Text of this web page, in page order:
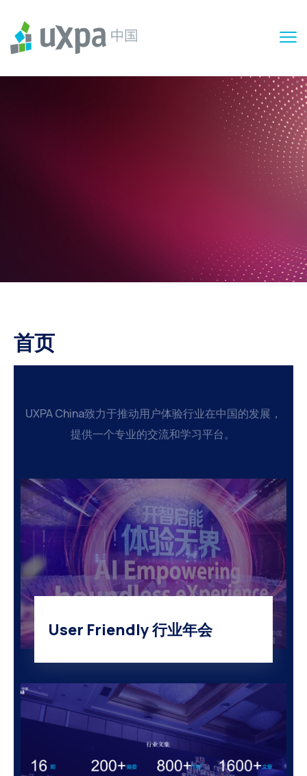
首页
UXPA China致力于推动用户体验行业在中国的发展，
提供一个专业的交流和学习平台。
User Friendly 行业年会